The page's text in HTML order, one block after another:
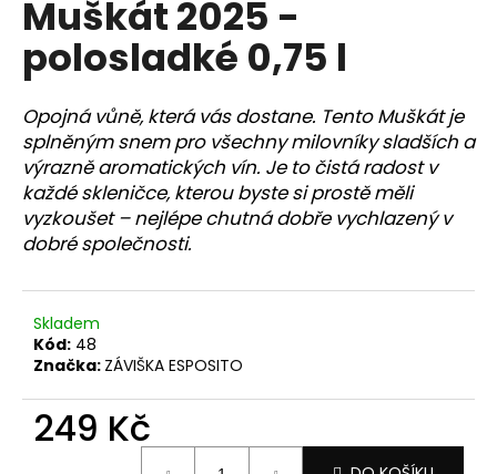
Muškát 2025 -
polosladké 0,75 l
Opojná vůně, která vás dostane. Tento Muškát je
splněným snem pro všechny milovníky sladších a
výrazně aromatických vín. Je to čistá radost v
každé skleničce, kterou byste si prostě měli
vyzkoušet – nejlépe chutná dobře vychlazený v
dobré společnosti.
Skladem
Kód: 48
Značka: ZÁVIŠKA ESPOSITO
249 Kč
a
j
í
t
?
D
o
p
o